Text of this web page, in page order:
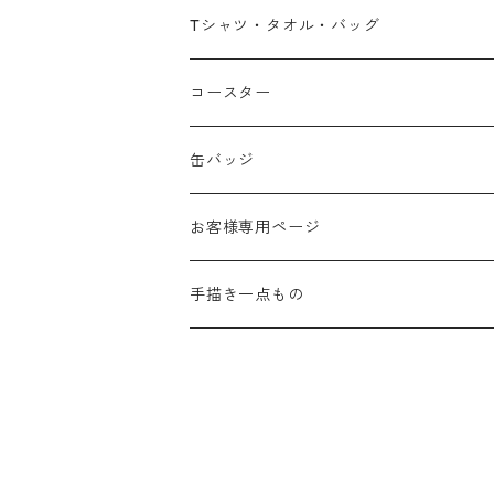
広島弁
春
夏
秋
冬
Tシャツ・タオル・バッグ
コースター
缶バッジ
お客様専用ページ
手描き一点もの